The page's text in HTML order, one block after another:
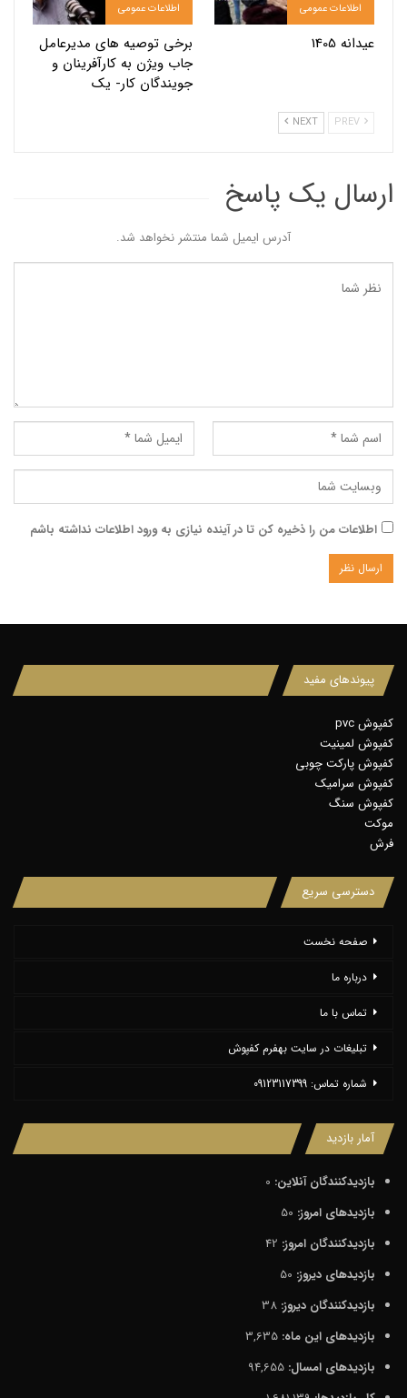
اطلاعات عمومی
عیدانه 1405
اطلاعات عمومی
برخی توصیه های مدیرعامل
جاب ویژن به کارآفرینان و
جویندگان کار- یک
NEXT
ارسال یک پاسخ
آدرس ایمیل شما منتشر نخواهد شد.
اطلاعات من را ذخیره کن تا در آینده نیازی به ورود اطلاعات نداشته باشم
پیوندهای مفید
کفپوش pvc
کفپوش لمینیت
کفپوش پارکت چوبی
کفپوش سرامیک
کفپوش سنگ
موکت
فرش
دسترسی سریع
صفحه نخست
درباره ما
تماس با ما
تبلیغات در سایت بهفرم کفپوش
شماره تماس: 09123117399
آمار بازدید
بازدیدکنندگان آنلاین: 0
بازدیدهای امروز: 50
بازدیدکنندگان امروز: 42
بازدیدهای دیروز: 50
بازدیدکنندگان دیروز: 38
بازدیدهای این ماه: 3,635
بازدیدهای امسال: 94,655